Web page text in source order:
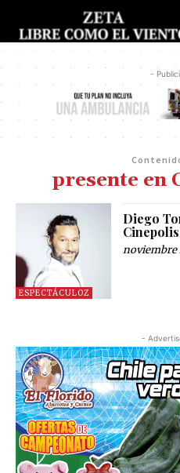
-
presente en
ESPECTÁCULOZ
Diego
noviembre
-